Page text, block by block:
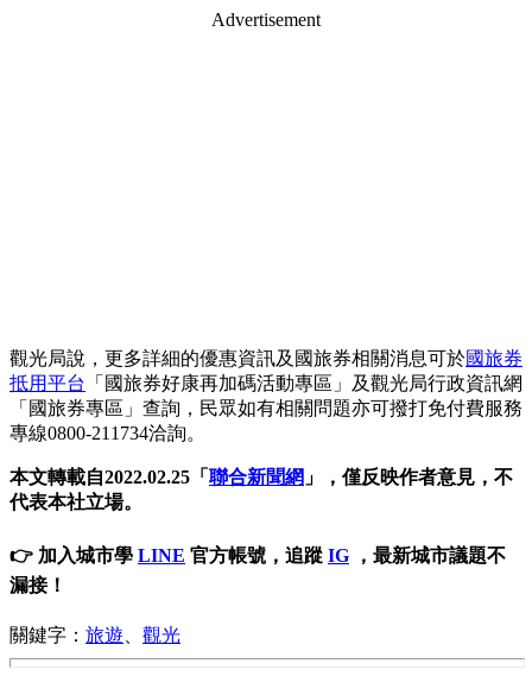
Advertisement
觀光局說，更多詳細的優惠資訊及國旅券相關消息可於國旅券
抵用平台
「國旅券好康再加碼活動專區」及觀光局行政資訊網
「國旅券專區」查詢，民眾如有相關問題亦可撥打免付費服務
專線0800-211734洽詢。
本文轉載自2022.02.25「 聯合新聞網 」，僅反映作者意見，不
代表本社立場。
👉 加入城市學 LINE 官方帳號，追蹤 IG ，最新城市議題不
漏接！
關鍵字： 旅遊 觀光